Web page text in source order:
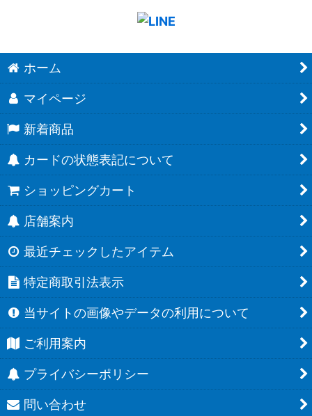
ホーム
マイページ
新着商品
カードの状態表記について
ショッピングカート
店舗案内
最近チェックしたアイテム
特定商取引法表示
当サイトの画像やデータの利用について
ご利用案内
プライバシーポリシー
問い合わせ